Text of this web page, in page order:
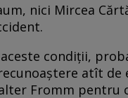
nici Mircea
condiţii,
atît de
Fromm pentru